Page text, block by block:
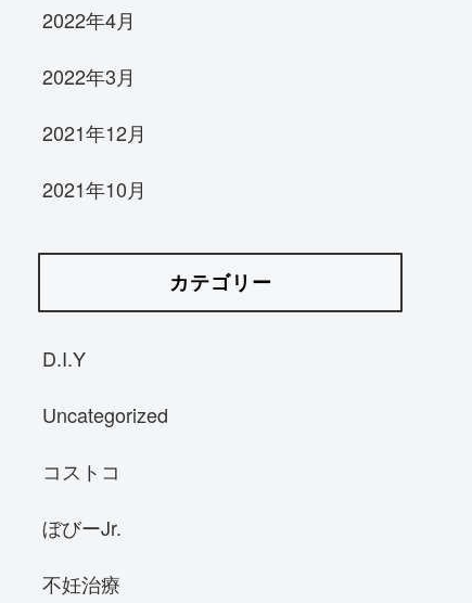
2022年4月
2022年3月
2021年12月
2021年10月
カテゴリー
D.I.Y
Uncategorized
コストコ
ぼびーJr.
不妊治療